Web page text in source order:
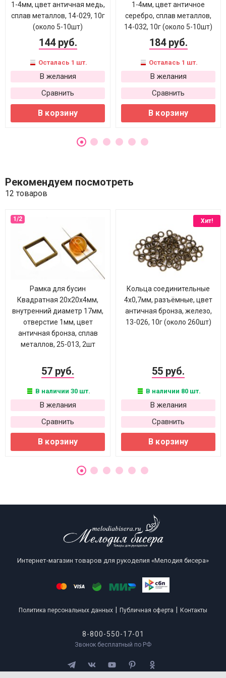
1-4мм, цвет античная медь,
сплав металлов, 14-029, 10г
(около 5-10шт)
144 руб.
Осталась 1 шт.
В желания
Сравнить
В корзину
1-4мм, цвет античное
серебро, сплав металлов,
14-032, 10г (около 5-10шт)
184 руб.
Осталась 1 шт.
В желания
Сравнить
В корзину
Рекомендуем посмотреть
12 товаров
Рамка для бусин
Квадратная 20х20х4мм,
внутренний диаметр 17мм,
отверстие 1мм, цвет
античная бронза, сплав
металлов, 25-013, 2шт
57 руб.
В наличии 30 шт.
В желания
Сравнить
В корзину
Хит!
Кольца соединительные
4х0,7мм, разъёмные, цвет
античная бронза, железо,
13-026, 10г (около 260шт)
55 руб.
В наличии 80 шт.
В желания
Сравнить
В корзину
Интернет-магазин товаров для рукоделия «Мелодия бисера»
Политика персональных данных Публичная оферта Контакты
8-800-550-17-01
Звонок бесплатный по РФ